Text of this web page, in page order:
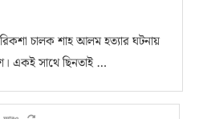
চালক শাহ আলম হত্যার ঘটনায়
একই সাথে ছিনতাই …